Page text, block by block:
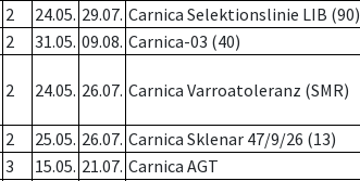
2 24.05. 29.07. Carnica Selektionslinie LIB (90)
2 31.05. 09.08. Carnica-03 (40)
2 24.05. 26.07. Carnica Varroatoleranz (SMR)
2 25.05. 26.07. Carnica Sklenar 47/9/26 (13)
3 15.05. 21.07. Carnica AGT